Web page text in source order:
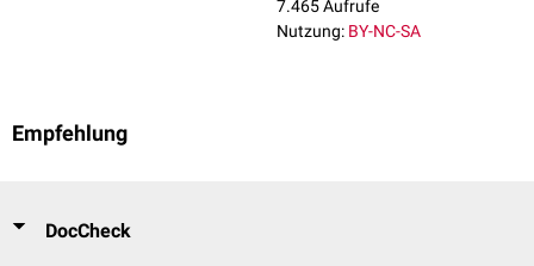
7.465 Aufrufe
Nutzung: BY-NC-SA
Empfehlung
DocCheck